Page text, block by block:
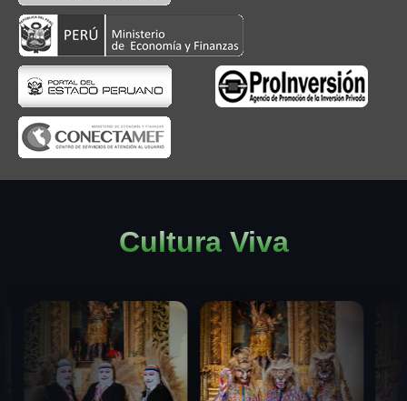
Cultura Viva